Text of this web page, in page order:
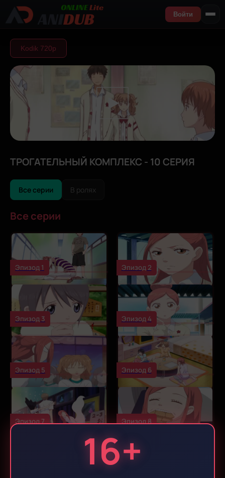
16+
Войти
Kodik 720р
ТРОГАТЕЛЬНЫЙ КОМПЛЕКС - 10 СЕРИЯ
Все серии В ролях
Все серии
Эпизод 1 Эпизод 2
Эпизод 3 Эпизод 4
Эпизод 5 Эпизод 6
Эпизод 7 Эпизод 8